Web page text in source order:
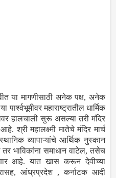
या मागणीसाठी अनेक पक्ष, अनेक
महाराष्ट्रातील धार्मिक
हालचाली सुरू असल्या तरी मंदिर
श्री महालक्ष्मी मातेचे मंदिर मार्च
व्यापाऱ्यांचे आर्थिक नुस्कान
भाविकांना समाधान वाटेल, तसेच
आहे. यात खास करून देवीच्या
आंध्रप्रदेश , कर्नाटक आदी